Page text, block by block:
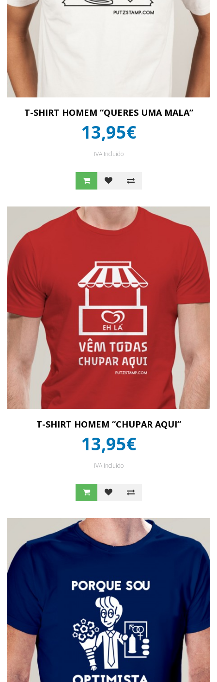
T-SHIRT HOMEM “QUERES UMA MALA”
13,95€
IVA Incluído
T-SHIRT HOMEM “CHUPAR AQUI”
13,95€
IVA Incluído